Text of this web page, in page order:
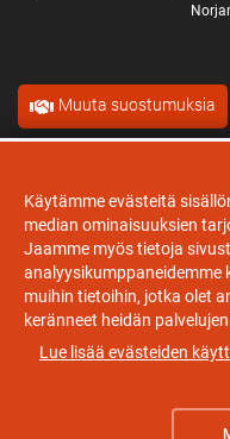
Muuta suostumuksia
Evästeet
Käytämme evästeitä
median ominaisuuksien
Jaamme myös tietoja
analyysikumppaneidemme
muihin tietoihin, jotka olet
keränneet heidän
Lue lisää evästeiden